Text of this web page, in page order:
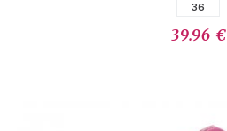
36
39.96 €